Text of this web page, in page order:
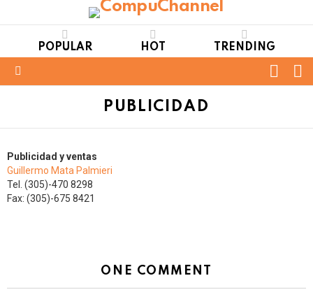
POPULAR HOT TRENDING
PUBLICIDAD
Publicidad y ventas
Guillermo Mata Palmieri
Tel. (305)-470 8298
Fax: (305)-675 8421
ONE COMMENT